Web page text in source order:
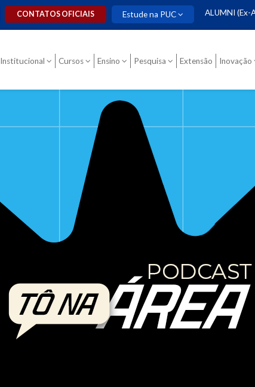
CONTATOS OFICIAIS Estude na PUC ALUMNI (Ex-
Institucional Cursos Ensino Pesquisa Extensão Inovação